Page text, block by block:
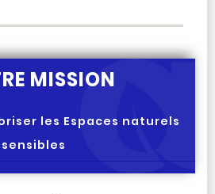
MISSION
les Espaces naturels
sensibles